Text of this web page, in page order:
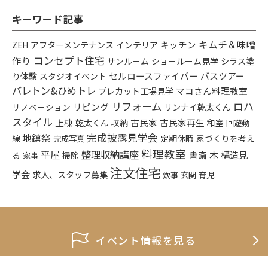
キーワード記事
ZEH アフターメンテナンス インテリア キッチン キムチ＆味噌
作り コンセプト住宅 サンルーム ショールーム見学 シラス塗
り体験 スタジオイベント セルロースファイバー バスツアー
バレトン&ひめトレ プレカット工場見学 マコさん料理教室
リノベーション リビング リフォーム リンナイ乾太くん ロハ
スタイル 上棟 乾太くん 収納 古民家 古民家再生 和室 回遊動
線 地鎮祭 完成写真 完成披露見学会 定期休暇 家づくりを考え
る 家事 平屋 掃除 整理収納講座料理教室 書斎 木構造見
学会 求人、スタッフ募集注文住宅 炊事 玄関 育児
イベント情報を見る